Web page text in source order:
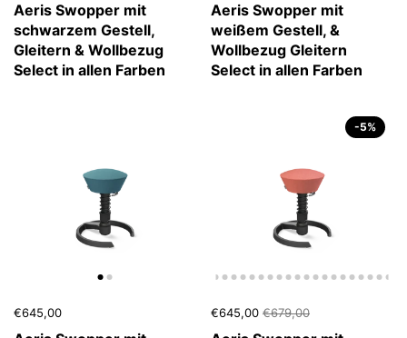
Aeris Swopper mit
schwarzem Gestell,
Gleitern & Wollbezug
Select in allen Farben
Aeris Swopper mit
weißem Gestell, &
Wollbezug Gleitern
Select in allen Farben
€645,00 €645,00 €679,00
-5%